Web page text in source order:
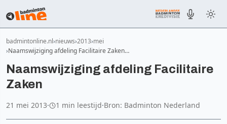
badmintonline.nl nieuws 2013 mei
Naamswijziging afdeling Facilitaire Zaken…
Naamswijziging afdeling Facilitaire
Zaken
21 mei 2013· 1 min leestijd·Bron: Badminton Nederland